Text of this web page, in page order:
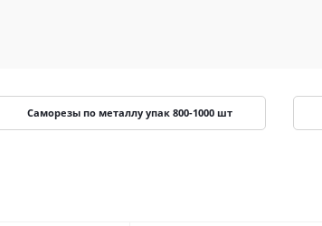
Саморезы по металлу упак 800-1000 шт